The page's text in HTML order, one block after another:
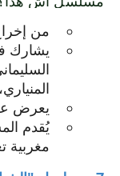
من
يشارك
يعرض
يُقدم